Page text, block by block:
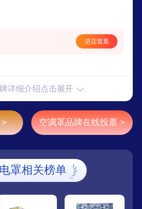
进店逛逛
详细介绍点击展开
空调罩品牌在线投票 >
罩相关榜单